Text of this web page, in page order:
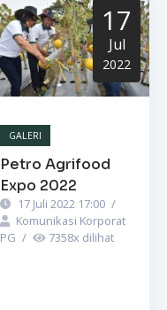
17
Jul
2022
GALERI
Petro Agrifood
Expo 2022
17 Juli 2022 17:00 /
Komunikasi Korporat
PG / 7358x dilihat